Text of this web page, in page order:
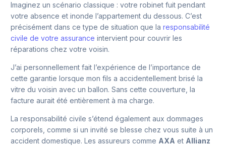
Imaginez un scénario classique : votre robinet fuit pendant
votre absence et inonde l’appartement du dessous. C’est
précisément dans ce type de situation que laresponsabilité
civile de votre assurance intervient pour couvrir les
réparations chez votre voisin.
J’ai personnellement fait l’expérience de l’importance de
cette garantie lorsque mon fils a accidentellement brisé la
vitre du voisin avec un ballon. Sans cette couverture, la
facture aurait été entièrement à ma charge.
La responsabilité civile s’étend également aux dommages
corporels, comme si un invité se blesse chez vous suite à un
accident domestique. Les assureurs comme AXA et Allianz